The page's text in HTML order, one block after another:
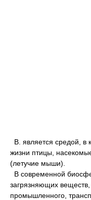
В. является средой, в
жизни птицы,
(летучие мыши).
В современной
загрязняющих веществ,
промышленного,